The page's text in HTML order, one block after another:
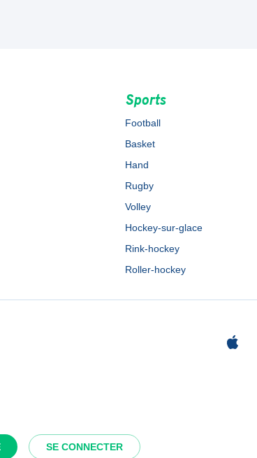
SE CONNECTER
Sports
Football
Basket
Hand
Rugby
Volley
Hockey-sur-glace
Rink-hockey
Roller-hockey